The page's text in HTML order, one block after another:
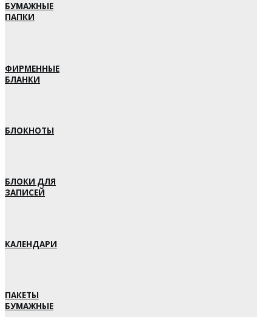
БУМАЖНЫЕ
ПАПКИ
ФИРМЕННЫЕ
БЛАНКИ
БЛОКНОТЫ
БЛОКИ ДЛЯ
ЗАПИСЕЙ
КАЛЕНДАРИ
ПАКЕТЫ
БУМАЖНЫЕ